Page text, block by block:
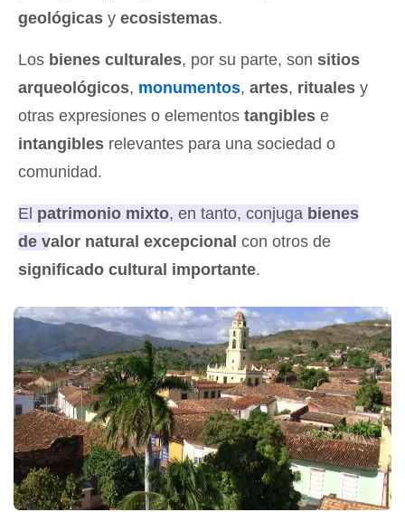
geológicas y ecosistemas.
Los bienes culturales, por su parte, son sitios
arqueológicos, monumentos, artes, rituales y
otras expresiones o elementos tangibles e
intangibles relevantes para una sociedad o
comunidad.
El patrimonio mixto, en tanto, conjuga bienes
de valor natural excepcional con otros de
significado cultural importante.